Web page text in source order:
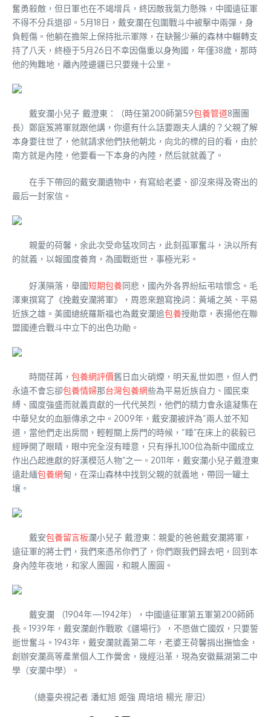
奮勇殺敵，但日軍也在不竭增兵，終因敵我氣力懸殊，中國遠征軍
不得不分兵退卻。5月18日，戴安瀾在包圍戰斗中被擊中兩彈，身
負輕傷。他躺在擔架上保持批示軍隊，在缺醫少藥的森林中輾轉支
持了八天，終極于5月26日不幸因傷重以身殉國，年僅38歲，那時
他的殉難地，離內陸邊疆已只要幾十公里。
戴安瀾小兒子 戴澄東：（時任第200師第59包養管道8團團
長）鄭庭笈將軍就跟他講，你還有什么話要跟夫人講的？父親了解
本身要往世了，他就請求他們扶他朝北，向北的標的目的看，由於
南方就是內陸，他要看一下本身的內陸，然后就就義了。
在手下帶回的戴安瀾遺物中，有寫給老婆、卻沒來得及寄出的
最后一封家信。
親愛的荷馨，余此次受命猛攻同古，此刻孤軍奮斗，決以所有
的就義，以報國度養育，為國戰逝世，事極光彩。
好漢隕落，舉國短期包養同悲，國內外各界紛紜弔唁懷念。毛
澤東撰寫了《挽戴安瀾將軍》，周恩來題寫挽詞：黃埔之英、平易
近族之雄。美國總統羅斯福也為戴安瀾追包養授勛章，表揚他在聯
盟國連合戰斗中立下的出色功勛。
時間荏苒， 包養網評價舊日血火硝煙，明天亂世如愿，但人們
永遠不會忘卻包養情婦那台灣包養網些為平易近族自力、國民束
縛、國度強盛而就義貢獻的一代代英烈，他們的精力會永遠凝集在
中華兒女的血脈傳承之中。2009年，戴安瀾被評為“兩人並不知
道，當他們走出房間，輕輕關上房門的時候，“睡”在床上的裴毅已
經睜開了眼睛，眼中完全沒有睡意，只有掙扎100位為新中國成立
作出凸起進獻的好漢模范人物”之一。2011年，戴安瀾小兒子戴澄東
遠赴緬包養網甸，在深山森林中找到父親的就義地，帶回一罐土
壤。
戴安包養留言板瀾小兒子 戴澄東：親愛的爸爸戴安瀾將軍，
遠征軍的將士們，我們來憑吊你們了，你們跟我們歸去吧，回到本
身內陸年夜地，和家人團圓，和親人團圓。
戴安瀾 （1904年—1942年），中國遠征軍第五軍第200師師
長。1939年，戴安瀾創作戰歌《疆場行》，不愿做亡國奴，只要誓
逝世奮斗。1943年，戴安瀾就義第二年，老婆王荷馨捐出撫恤金，
創辦安瀾高等產業個人工作黌舍，幾經沿革，現為安徽蕪湖第二中
學（安瀾中學）。
（總臺央視記者 潘虹旭 姬強 周培培 楊光 廖汨）